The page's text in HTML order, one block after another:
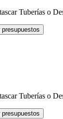
Tuberías o
presupuestos
Tuberías o
presupuestos